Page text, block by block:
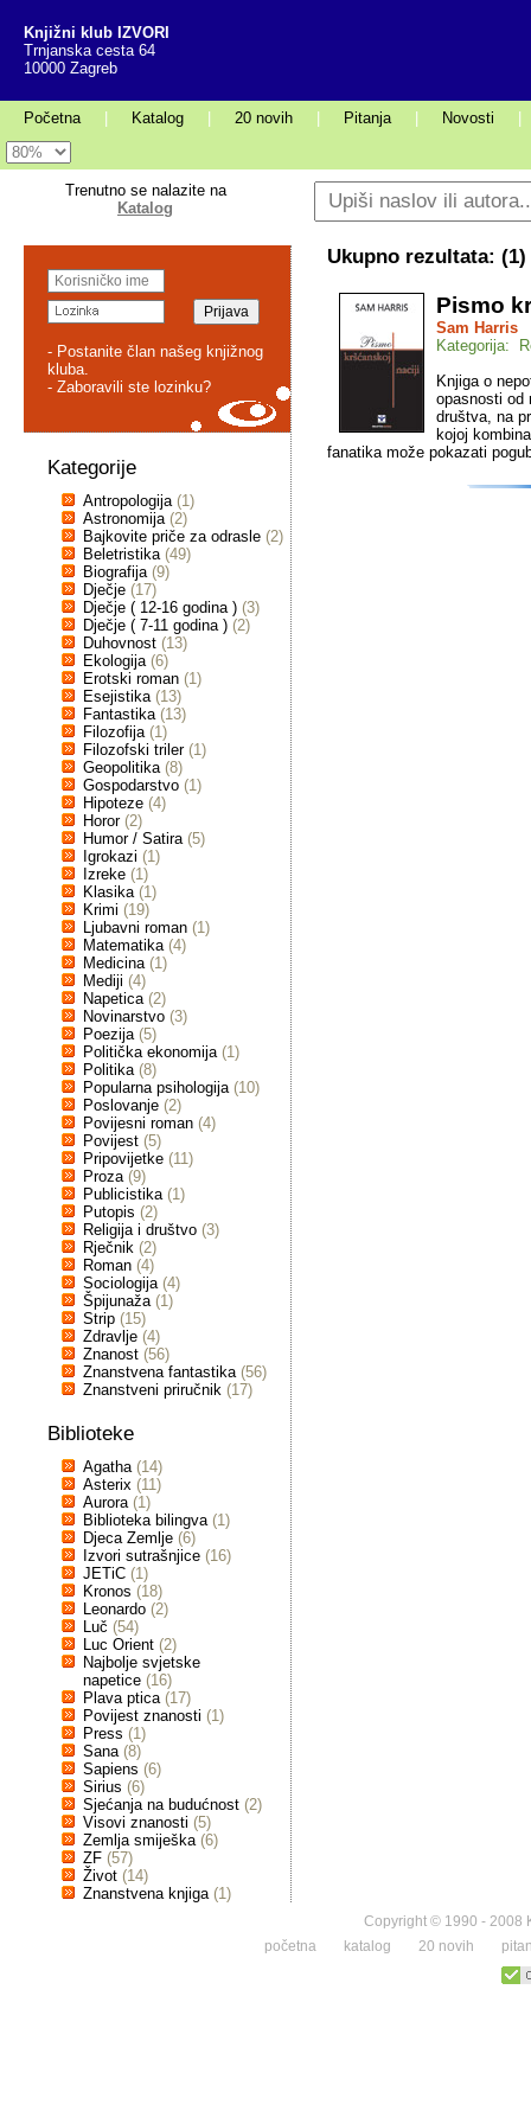
Knjižni klub IZVORI
Trnjanska cesta 64
10000 Zagreb
Početna Katalog 20 novih Pitanja Novosti
Trenutno se nalazite na
Katalog
- Postanite član našeg knjižnog
kluba.
- Zaboravili ste lozinku?
Kategorije
Antropologija (1)
Astronomija (2)
Bajkovite priče za odrasle (2)
Beletristika (49)
Biografija (9)
Dječje (17)
Dječje ( 12-16 godina ) (3)
Dječje ( 7-11 godina ) (2)
Duhovnost (13)
Ekologija (6)
Erotski roman (1)
Esejistika (13)
Fantastika (13)
Filozofija (1)
Filozofski triler (1)
Geopolitika (8)
Gospodarstvo (1)
Hipoteze (4)
Horor (2)
Humor / Satira (5)
Igrokazi (1)
Izreke (1)
Klasika (1)
Krimi (19)
Ljubavni roman (1)
Matematika (4)
Medicina (1)
Mediji (4)
Napetica (2)
Novinarstvo (3)
Poezija (5)
Politička ekonomija (1)
Politika (8)
Popularna psihologija (10)
Poslovanje (2)
Povijesni roman (4)
Povijest (5)
Pripovijetke (11)
Proza (9)
Publicistika (1)
Putopis (2)
Religija i društvo (3)
Rječnik (2)
Roman (4)
Sociologija (4)
Špijunaža (1)
Strip (15)
Zdravlje (4)
Znanost (56)
Znanstvena fantastika (56)
Znanstveni priručnik (17)
Biblioteke
Agatha (14)
Asterix (11)
Aurora (1)
Biblioteka bilingva (1)
Djeca Zemlje (6)
Izvori sutrašnjice (16)
JETiC (1)
Kronos (18)
Leonardo (2)
Luč (54)
Luc Orient (2)
Najbolje svjetske
napetice (16)
Plava ptica (17)
Povijest znanosti (1)
Press (1)
Sana (8)
Sapiens (6)
Sirius (6)
Sjećanja na budućnost (2)
Visovi znanosti (5)
Zemlja smiješka (6)
ZF (57)
Život (14)
Znanstvena knjiga (1)
Ukupno rezultata: (1)
Pismo
Sam Harris
Kategorija:
Knjiga o
opasnosti od
društva, na
kojoj
fanatika može pokazati
Copyright © 1990 - 2008
početna
katalog 20 novih